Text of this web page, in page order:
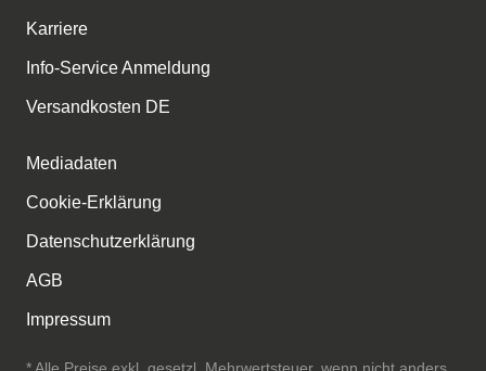
Karriere
Info-Service Anmeldung
Versandkosten DE
Mediadaten
Cookie-Erklärung
Datenschutzerklärung
AGB
Impressum